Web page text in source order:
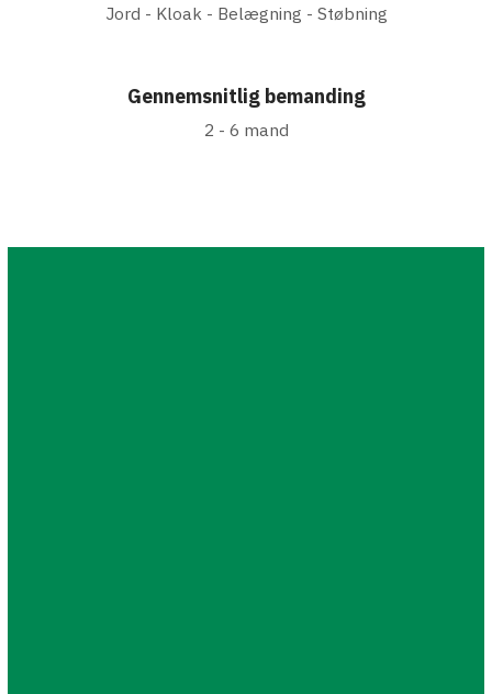
Jord - Kloak - Belægning - Støbning
Gennemsnitlig bemanding
2 - 6 mand